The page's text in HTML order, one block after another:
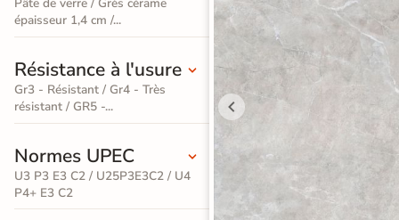
effet
pierre
naturelle
Carrelage
béton
Carrelage
plus
épaisseur 1,4 cm /...
Résistance à l'usure
Gr3 - Résistant / Gr4 - Très
résistant / GR5 -...
Normes UPEC
U3 P3 E3 C2 / U25P3E3C2 / U4
P4+ E3 C2